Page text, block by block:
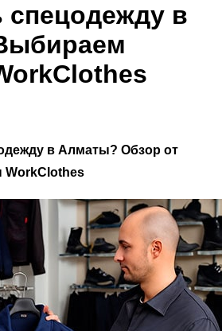
спецодежду в
в Алматы? Обзор от
WorkClothes